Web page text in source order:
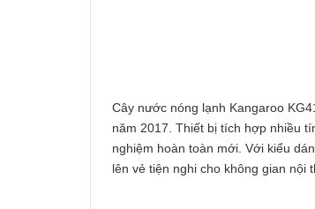
Cây nước nóng lạnh Kangaroo
năm 2017. Thiết bị tích hợp nhiều
nghiệm hoàn toàn mới. Với kiểu
lên vẻ tiện nghi cho không gian nội